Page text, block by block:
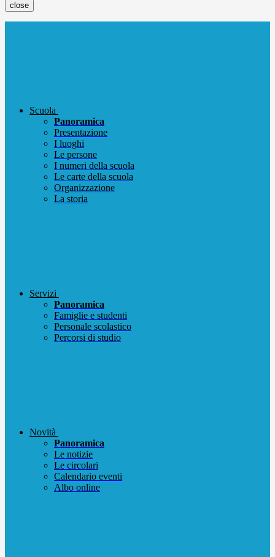
close
Scuola
Panoramica
Presentazione
I luoghi
Le persone
I numeri della scuola
Le carte della scuola
Organizzazione
La storia
Servizi
Panoramica
Famiglie e studenti
Personale scolastico
Percorsi di studio
Novità
Panoramica
Le notizie
Le circolari
Calendario eventi
Albo online